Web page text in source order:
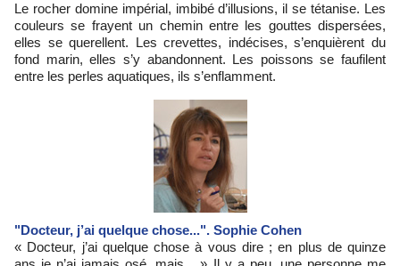
Le rocher domine impérial, imbibé d’illusions, il se tétanise. Les
couleurs se frayent un chemin entre les gouttes dispersées,
elles se querellent. Les crevettes, indécises, s’enquièrent du
fond marin, elles s’y abandonnent. Les poissons se faufilent
entre les perles aquatiques, ils s’enflamment.
"Docteur, j’ai quelque chose...". Sophie Cohen
« Docteur, j’ai quelque chose à vous dire ; en plus de quinze